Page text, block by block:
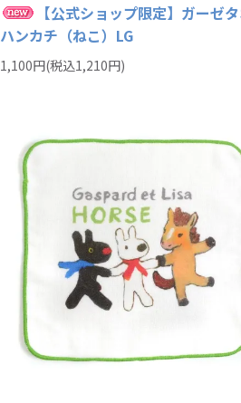
【公式ショップ限定】ガーゼ
ハンカチ（ねこ）LG
1,100円(税込1,210円)